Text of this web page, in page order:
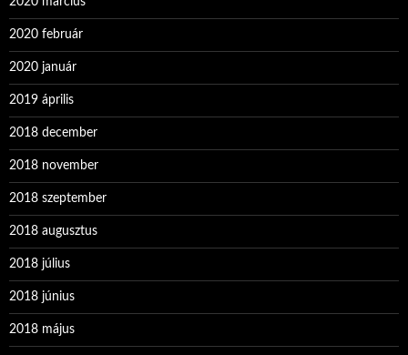
2020 február
2020 január
2019 április
2018 december
2018 november
2018 szeptember
2018 augusztus
2018 július
2018 június
2018 május